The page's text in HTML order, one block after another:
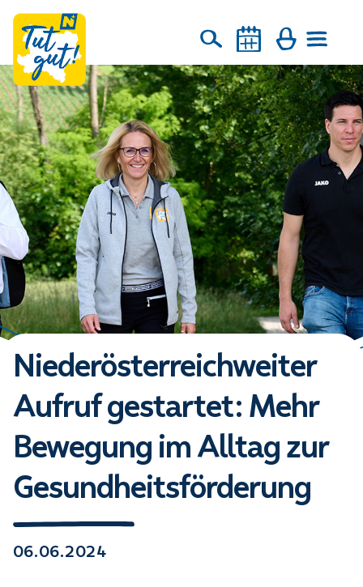
Niederösterreichweiter
Aufruf gestartet: Mehr
Bewegung im Alltag zur
Gesundheitsförderung
06.06.2024